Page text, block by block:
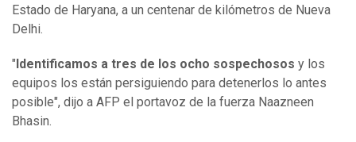
Estado de Haryana, a un centenar de kilómetros de Nueva
Delhi.
" Identificamos a tres de los ocho sospechosos y los
equipos los están persiguiendo para detenerlos lo antes
posible", dijo a AFP el portavoz de la fuerza Naazneen
Bhasin.